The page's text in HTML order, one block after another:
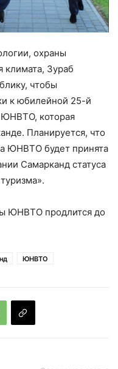
охраны
Зураб
чтобы
к юбилейной 25-й
ЮНВТО, которая
Планируется, что
ЮНВТО будет принята
Самарканд статуса
ЮНВТО продлится до
ЮНВТО